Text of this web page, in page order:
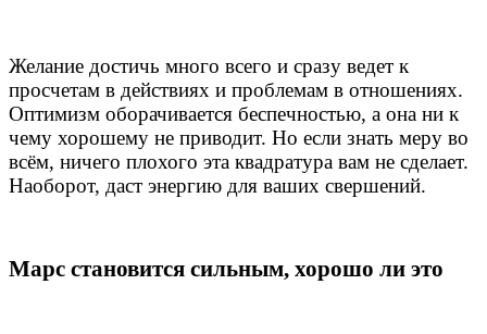
Желание достичь много всего и сразу ведет к
просчетам в действиях и проблемам в отношениях.
Оптимизм оборачивается беспечностью, а она ни к
чему хорошему не приводит. Но если знать меру во
всём, ничего плохого эта квадратура вам не сделает.
Наоборот, даст энергию для ваших свершений.
Марс становится сильным, хорошо ли это